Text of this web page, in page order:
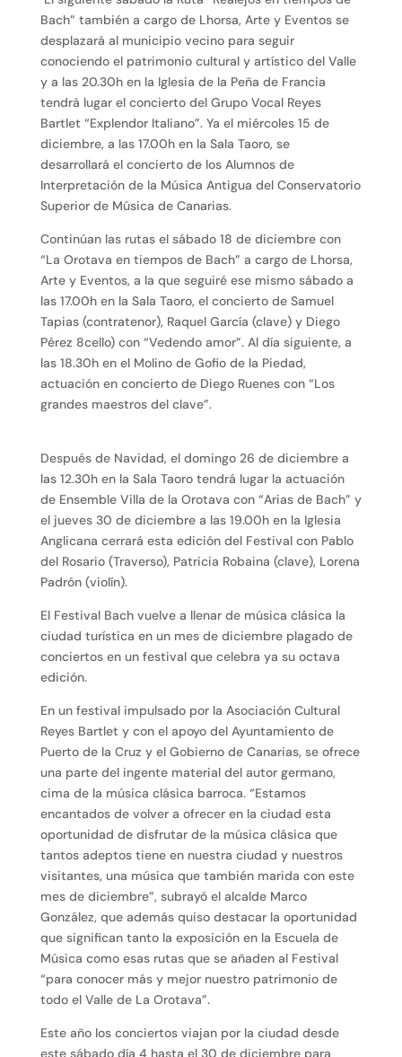
Bach” también a cargo de Lhorsa, Arte y Eventos se
desplazará al municipio vecino para seguir
conociendo el patrimonio cultural y artístico del Valle
y a las 20.30h en la Iglesia de la Peña de Francia
tendrá lugar el concierto del Grupo Vocal Reyes
Bartlet “Explendor Italiano”. Ya el miércoles 15 de
diciembre, a las 17.00h en la Sala Taoro, se
desarrollará el concierto de los Alumnos de
Interpretación de la Música Antigua del Conservatorio
Superior de Música de Canarias.
Continúan las rutas el sábado 18 de diciembre con
“La Orotava en tiempos de Bach” a cargo de Lhorsa,
Arte y Eventos, a la que seguiré ese mismo sábado a
las 17.00h en la Sala Taoro, el concierto de Samuel
Tapias (contratenor), Raquel García (clave) y Diego
Pérez 8cello) con “Vedendo amor”. Al día siguiente, a
las 18.30h en el Molino de Gofio de la Piedad,
actuación en concierto de Diego Ruenes con “Los
grandes maestros del clave”.
Después de Navidad, el domingo 26 de diciembre a
las 12.30h en la Sala Taoro tendrá lugar la actuación
de Ensemble Villa de la Orotava con “Arias de Bach” y
el jueves 30 de diciembre a las 19.00h en la Iglesia
Anglicana cerrará esta edición del Festival con Pablo
del Rosario (Traverso), Patricia Robaina (clave), Lorena
Padrón (violín).
El Festival Bach vuelve a llenar de música clásica la
ciudad turística en un mes de diciembre plagado de
conciertos en un festival que celebra ya su octava
edición.
En un festival impulsado por la Asociación Cultural
Reyes Bartlet y con el apoyo del Ayuntamiento de
Puerto de la Cruz y el Gobierno de Canarias, se ofrece
una parte del ingente material del autor germano,
cima de la música clásica barroca. “Estamos
encantados de volver a ofrecer en la ciudad esta
oportunidad de disfrutar de la música clásica que
tantos adeptos tiene en nuestra ciudad y nuestros
visitantes, una música que también marida con este
mes de diciembre”, subrayó el alcalde Marco
González, que además quiso destacar la oportunidad
que significan tanto la exposición en la Escuela de
Música como esas rutas que se añaden al Festival
“para conocer más y mejor nuestro patrimonio de
todo el Valle de La Orotava”.
Este año los conciertos viajan por la ciudad desde
este sábado día 4 hasta el 30 de diciembre para